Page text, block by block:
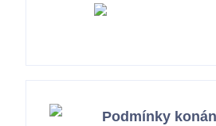
Podmínky